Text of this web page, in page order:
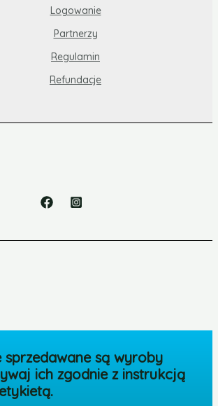
Logowanie
Partnerzy
Regulamin
Refundacje
sprzedawane są wyroby
ich zgodnie z instrukcją